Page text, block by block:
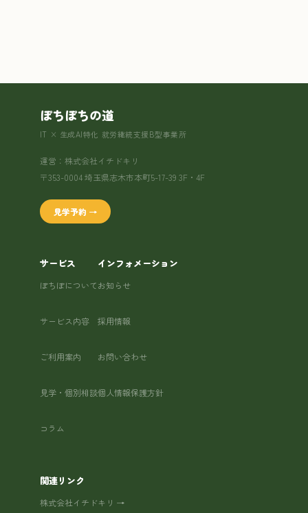
ぽちぽちの道
IT × 生成AI特化 就労継続支援B型事業所
運営：株式会社イチドキリ
〒353-0004 埼玉県志木市本町5-17-39 3F・4F
見学予約 →
サービス
ぽちぽについて
サービス内容
ご利用案内
見学・個別相談
コラム
インフォメーション
お知らせ
採用情報
お問い合わせ
個人情報保護方針
関連リンク
株式会社イチドキリ →